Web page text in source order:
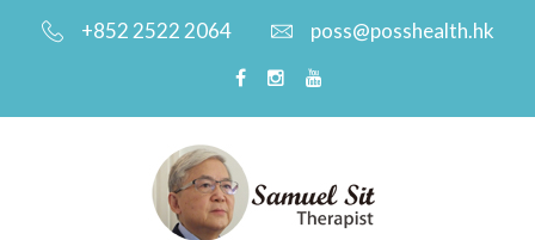
+852 2522 2064 poss@posshealth.hk